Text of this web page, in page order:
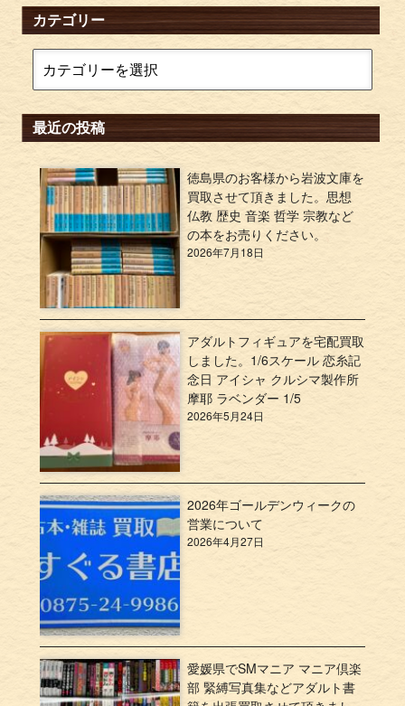
カテゴリー
最近の投稿
徳島県のお客様から岩波文庫を
買取させて頂きました。思想
仏教 歴史 音楽 哲学 宗教など
の本をお売りください。
2026年7月18日
アダルトフィギュアを宅配買取
しました。1/6スケール 恋糸記
念日 アイシャ クルシマ製作所
摩耶 ラベンダー 1/5
2026年5月24日
2026年ゴールデンウィークの
営業について
2026年4月27日
愛媛県でSMマニア マニア倶楽
部 緊縛写真集などアダルト書